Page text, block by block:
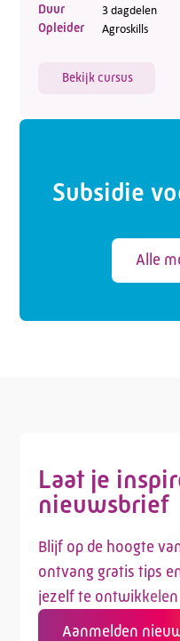
Adviesgesprek
Duur 3 dagdelen
Opleider Agroskills
Bekijk cursus
Subsidie
Alle
Laat je
nieuwsbrief
Blijf op de hoogte
ontvang gratis tips
jezelf te ontwikkelen
Aanmelden